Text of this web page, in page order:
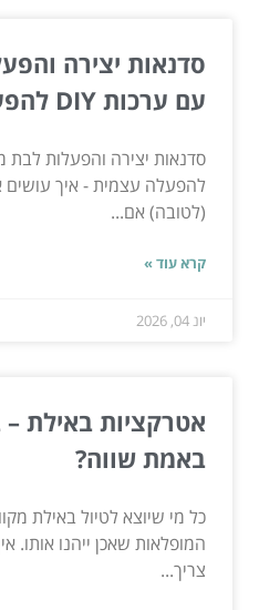
סדנאות יצירה
עם ערכות DIY להפעלה עצמית
להפעלה עצמית - איך עושים
(לטובה) אם...
קרא עוד »
יונ 04, 2026
אטרקציות באילת
באמת שווה?
כל מי שיוצא לטיול באילת
המופלאות שאכן ייהנו אותו.
צריך...